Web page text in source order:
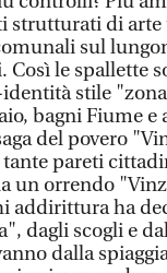
strutturati di arte
sul
le spallette
stile
bagni Fiume e
del povero
pareti
un orrendo
addirittura ha
dagli scogli e
dalla spiaggia